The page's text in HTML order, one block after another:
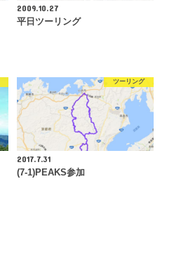
2009.10.27
平日ツーリング
ツーリング
2017.7.31
(7-1)PEAKS参加